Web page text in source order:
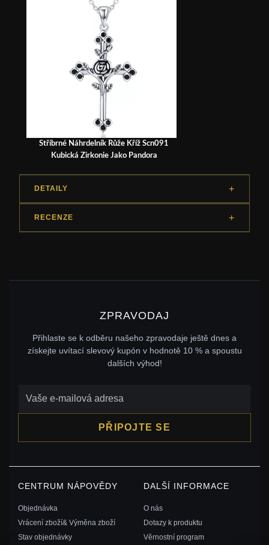
Stříbrné Náhrdelník Růže Kříž Scn091
Kubická Zirkonie Jako Pandora
DETAILY
RECENZE
ZPRAVODAJ
Přihlaste se k odběru našeho zpravodaje ještě dnes a
získejte uvítací slevový kupón v hodnotě 10 % a spoustu
dalších výhod!
PŘIPOJTE SE
CENTRUM NÁPOVĚDY
Objednávka
Vrácení zboží& Výměna zboží
Stav objednávky
DALŠÍ INFORMACE
O nás
Dotazy k produktu
Věrnostní program